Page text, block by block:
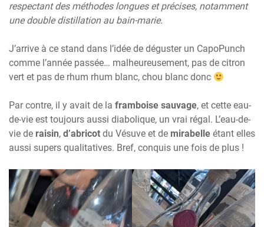
respectant des méthodes longues et précises, notamment
une double distillation au bain-marie.
J’arrive à ce stand dans l’idée de déguster un CapoPunch
comme l’année passée… malheureusement, pas de citron
vert et pas de rhum rhum blanc, chou blanc donc
Par contre, il y avait de la framboise sauvage, et cette eau-
de-vie est toujours aussi diabolique, un vrai régal. L’eau-de-
vie de raisin, d’abricot du Vésuve et de mirabelle étant elles
aussi supers qualitatives. Bref, conquis une fois de plus !